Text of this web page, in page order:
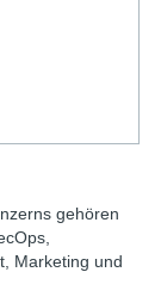
gehören
Marketing und